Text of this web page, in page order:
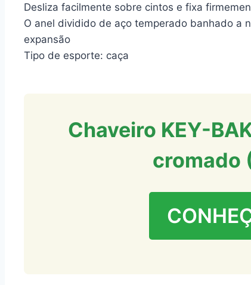
Desliza facilmente sobre cintos e fixa
O anel dividido de aço temperado banhado a
expansão
Tipo de esporte: caça
Chaveiro KEY-
cromado